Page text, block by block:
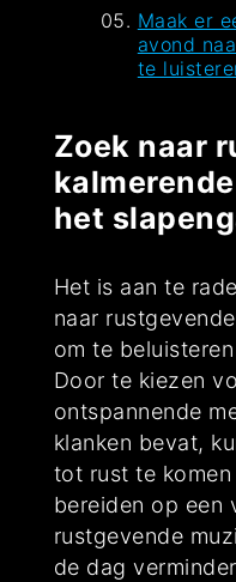
Maak er
avond
te
Zoek naar
het
Het is aan te
naar
om te
Door te kiezen
ontspannende
klanken bevat,
tot rust te
bereiden op een
rustgevende
de dag